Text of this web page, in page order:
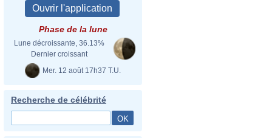
Phase de la lune
Lune décroissante, 36.13%
Dernier croissant
Mer. 12 août 17h37 T.U.
Recherche de célébrité